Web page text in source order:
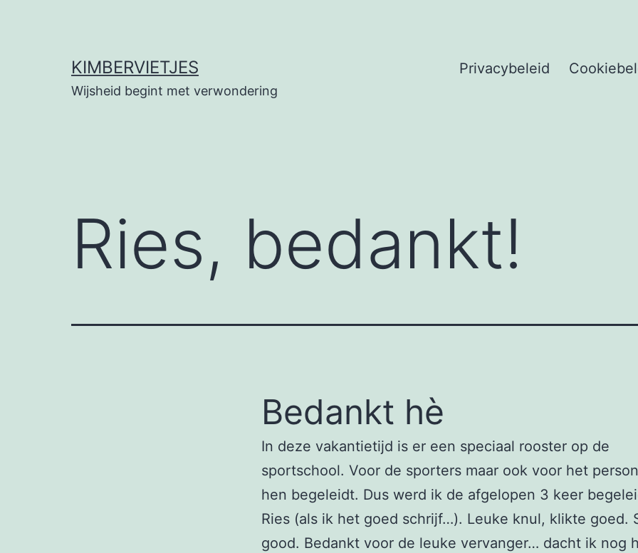
KIMBERVIETJES
Wijsheid begint met verwondering
Privacybeleid
Ries, bedankt!
Bedankt hè
In deze vakantietijd is er een speciaal rooster op de
sportschool. Voor de sporters maar ook voor het
hen begeleidt. Dus werd ik de afgelopen 3 keer
Ries (als ik het goed schrijf…). Leuke knul, klikte goed.
good. Bedankt voor de leuke vervanger… dacht ik nog